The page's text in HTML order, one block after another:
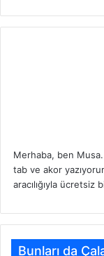
Merhaba, ben
tab ve akor
aracılığıyla
Bunları da